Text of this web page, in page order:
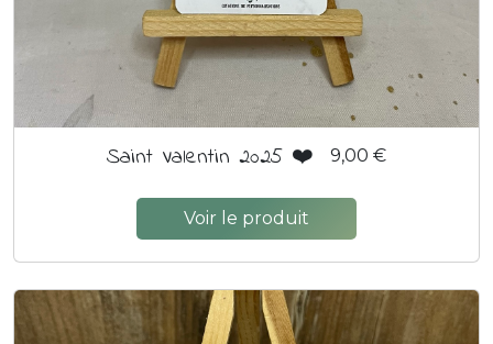
Saint Valentin 2025 ❤️ 9,00 €
Voir le produit